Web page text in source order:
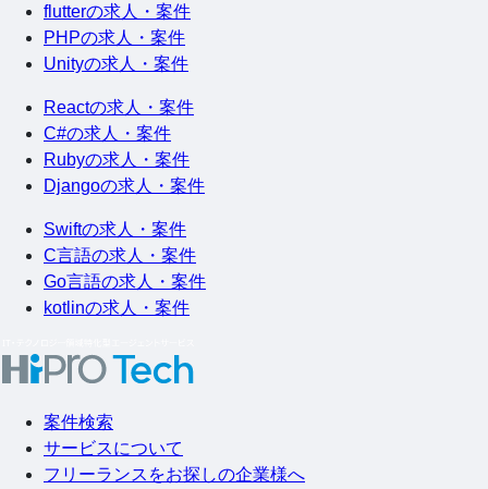
flutterの求人・案件
PHPの求人・案件
Unityの求人・案件
Reactの求人・案件
C#の求人・案件
Rubyの求人・案件
Djangoの求人・案件
Swiftの求人・案件
C言語の求人・案件
Go言語の求人・案件
kotlinの求人・案件
案件検索
サービスについて
フリーランスをお探しの企業様へ